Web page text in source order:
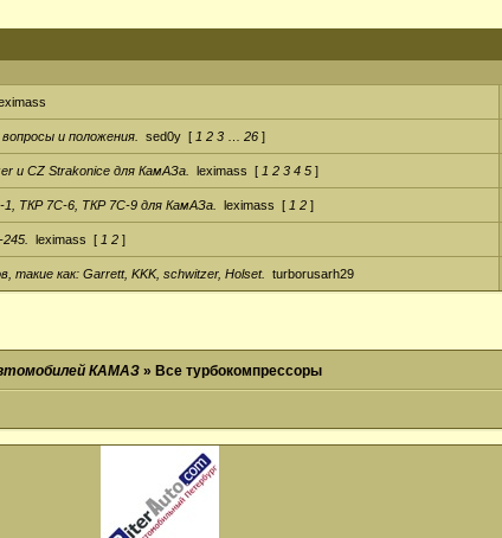
и положения. sed0y [ 1 2 3 26 ]
и CZ Strakonice для КамАЗа. leximass [ 1 2 3 4 5 ]
ТКР 7С-6, ТКР 7С-9 для КамАЗа. leximass [ 1 2 ]
leximass [ 1 2 ]
такие как: Garrett, KKK, schwitzer, Holset. turborusarh29
КАМАЗ »Все турбокомпрессоры